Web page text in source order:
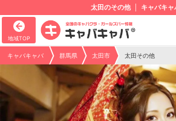
太田のその他 キャバキャ
地域TOP
キャバキャバ 群馬県 太田市 太田その他